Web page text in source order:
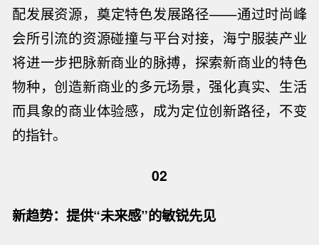
配发展资源，奠定特色发展路径——通过时尚峰
会所引流的资源碰撞与平台对接，海宁服装产业
将进一步把脉新商业的脉搏，探索新商业的特色
物种，创造新商业的多元场景， 强化真实、生活
而具象的商业体验感，成为定位创新路径，不变
的指针。
02
新趋势：提供“未来感”的敏锐先见